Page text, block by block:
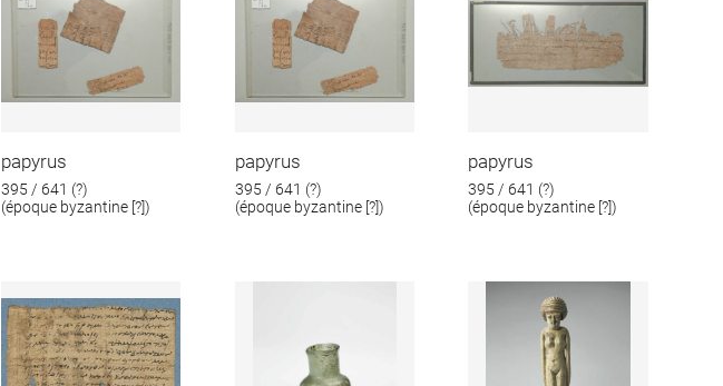
papyrus
395 / 641 (?)
(époque byzantine [?])
papyrus
395 / 641 (?)
(époque byzantine [?])
papyrus
395 / 641 (?)
(époque byzantine [?])